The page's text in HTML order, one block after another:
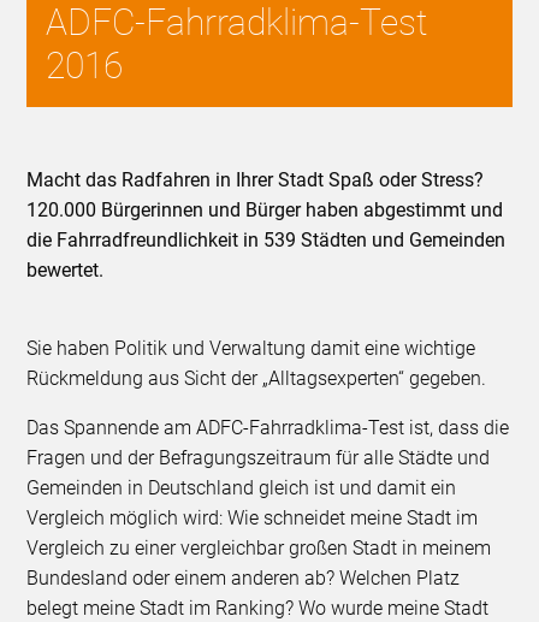
ADFC-Fahrradklima-Test
2016
Macht das Radfahren in Ihrer Stadt Spaß oder Stress?
120.000 Bürgerinnen und Bürger haben abgestimmt und
die Fahrradfreundlichkeit in 539 Städten und Gemeinden
bewertet.
Sie haben Politik und Verwaltung damit eine wichtige
Rückmeldung aus Sicht der „Alltagsexperten“ gegeben.
Das Spannende am ADFC-Fahrradklima-Test ist, dass die
Fragen und der Befragungszeitraum für alle Städte und
Gemeinden in Deutschland gleich ist und damit ein
Vergleich möglich wird: Wie schneidet meine Stadt im
Vergleich zu einer vergleichbar großen Stadt in meinem
Bundesland oder einem anderen ab? Welchen Platz
belegt meine Stadt im Ranking? Wo wurde meine Stadt